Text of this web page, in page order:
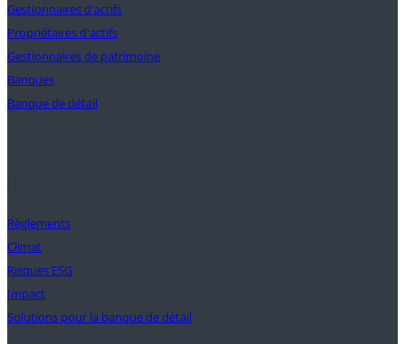
Gestionnaires d'actifs
Propriétaires d'actifs
Gestionnaires de patrimoine
Banques
Banque de détail
Règlements
Climat
Risques ESG
Impact
Solutions pour la banque de détail